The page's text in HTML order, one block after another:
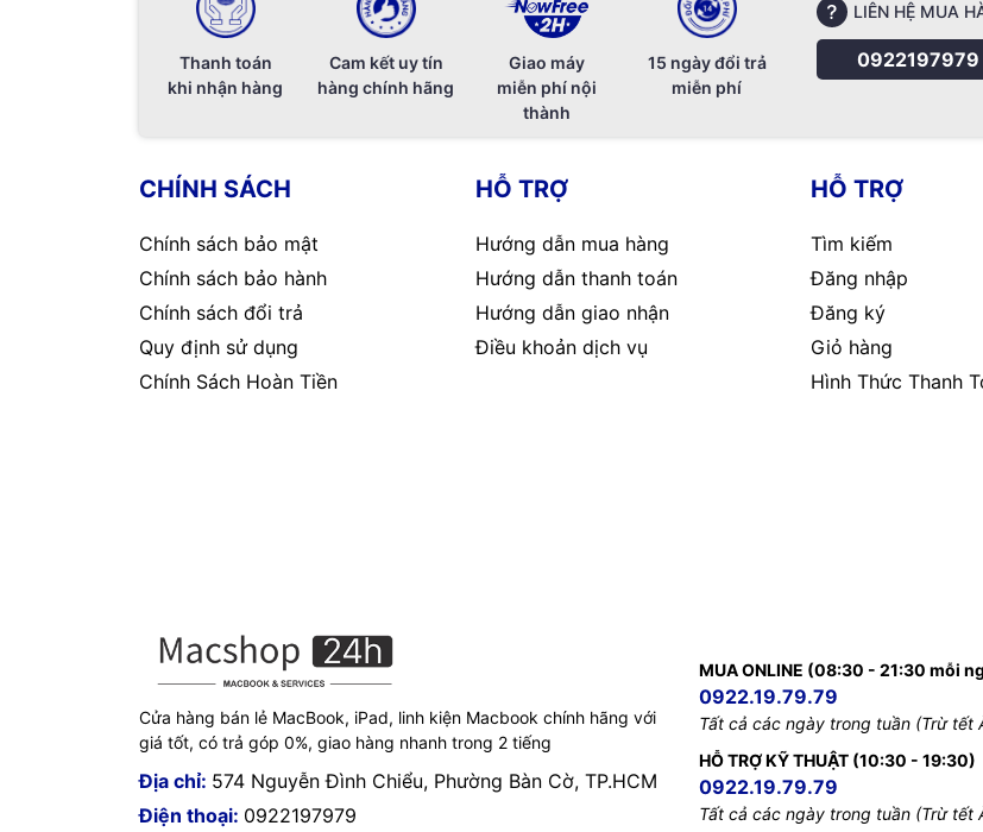
Thanh toán
khi nhận hàng
Cam kết uy tín
hàng chính hãng
Giao máy
miễn phí nội
thành
15 ngày đổi trả
miễn phí
LIÊN HỆ MUA
0922197979
CHÍNH SÁCH
Chính sách bảo mật
Chính sách bảo hành
Chính sách đổi trả
Quy định sử dụng
Chính Sách Hoàn Tiền
HỖ TRỢ
Hướng dẫn mua hàng
Hướng dẫn thanh toán
Hướng dẫn giao nhận
Điều khoản dịch vụ
HỖ TRỢ
Tìm kiếm
Đăng nhập
Đăng ký
Giỏ hàng
Hình Thức Thanh
Cửa hàng bán lẻ MacBook, iPad, linh kiện Macbook chính hãng với
giá tốt, có trả góp 0%, giao hàng nhanh trong 2 tiếng
Địa chỉ: 574 Nguyễn Đình Chiểu, Phường Bàn Cờ, TP.HCM
Điện thoại: 0922197979
MUA ONLINE (08:30 - 21:30 mỗi
0922.19.79.79
Tất cả các ngày trong tuần (Trừ tết
HỖ TRỢ KỸ THUẬT (10:30 - 19:30)
0922.19.79.79
Tất cả các ngày trong tuần (Trừ tết